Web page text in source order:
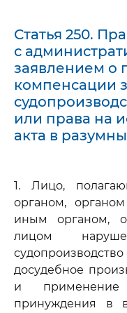
Статья 250.
с
заявлением о
компенсации
или права на
акта в
1. Лицо,
органом,
иным органом,
лицом
досудебное
и применение
принуждения в